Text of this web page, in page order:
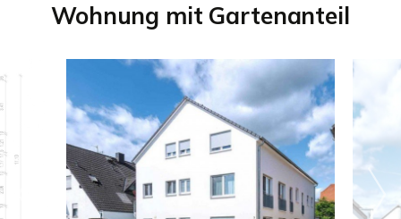
Wohnung mit Gartenanteil